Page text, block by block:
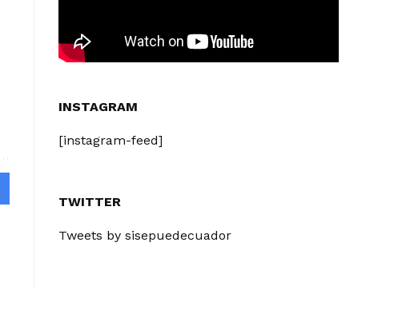
INSTAGRAM
[instagram-feed]
TWITTER
Tweets by sisepuedecuador